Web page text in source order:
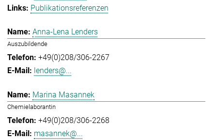
Publikationsreferenzen
Anna-Lena Lenders
Auszubildende
+49(0)208/306-2267
lenders@...
Marina Masannek
Chemielaborantin
+49(0)208/306-2268
masannek@...